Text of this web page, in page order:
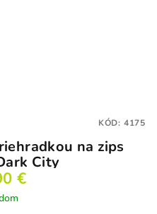
na zips
City
€
KÓD: 4175